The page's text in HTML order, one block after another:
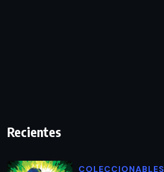
Recientes
COLECCIONABLES